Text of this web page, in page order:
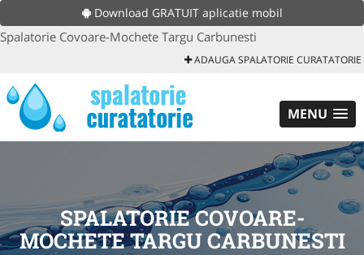
Download GRATUIT aplicatie mobil
Spalatorie Covoare-Mochete Targu Carbunesti
ADAUGA SPALATORIE CURATATORIE
MENU
SPALATORIE COVOARE-
MOCHETE TARGU CARBUNESTI